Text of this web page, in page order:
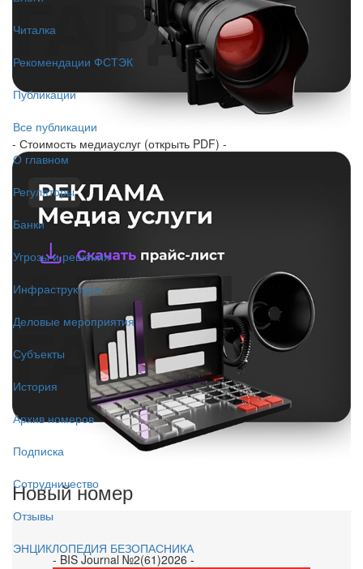
Читалка
Рекомендации ФСТЭК
Публикации
Все публикации
О главном
Регуляторы
Банки
Угрозы и решения
Инфраструктура
Деловые мероприятия
Субъекты
История
Архив номеров
Подписка
Сотрудничество
Отзывы
ЭНЦИКЛОПЕДИЯ БЕЗОПАСНИКА
- Стоимость медиауслуг (открыть PDF) -
Новый номер
- BIS Journal №2(61)2026 -